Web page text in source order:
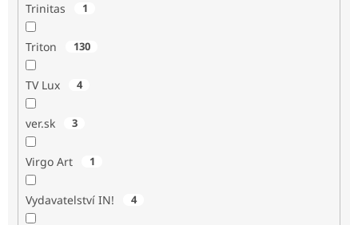
Trinitas 1
Triton 130
TV Lux 4
ver.sk 3
Virgo Art 1
Vydavatelství IN! 4